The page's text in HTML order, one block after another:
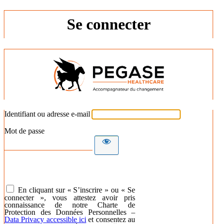
Se connecter
Identifiant ou adresse e-mail
Mot de passe
En cliquant sur « S’inscrire » ou « Se
connecter », vous attestez avoir pris
connaissance de notre Charte de
Protection des Données Personnelles –
Data Privacy accessible ici et consentez au